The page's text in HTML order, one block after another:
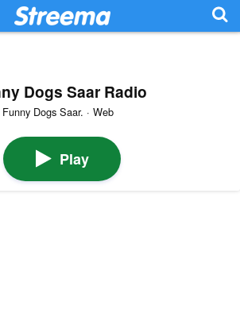
Dogs Saar Radio
Dogs Saar. · Web
Play